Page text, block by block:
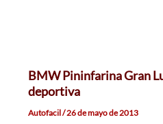
BMW Pininfarina Gran
deportiva
Autofacil/26 de mayo de 2013